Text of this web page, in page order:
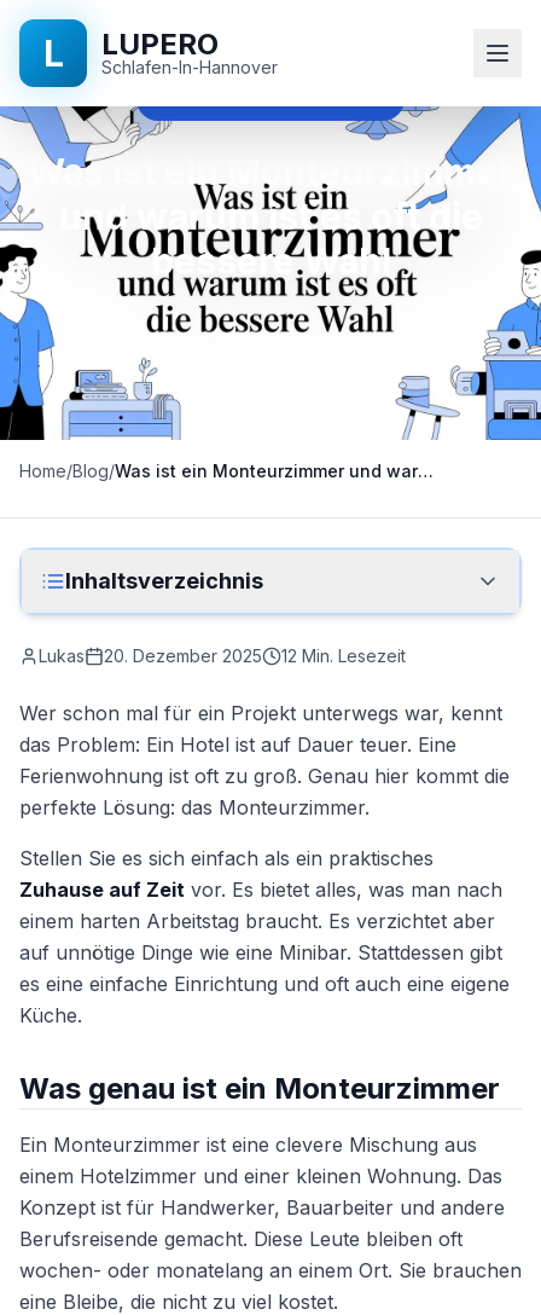
L LUPERO
Schlafen-In-Hannover
Startseite
Blog
Kontakt
+49
511
524
896
Was ist ein Monteurzimmer
und warum ist es oft die
bessere Wahl
Home/Blog/ Was ist ein Monteurzimmer und warum ist es oft die bessere Wahl
Inhaltsverzeichnis
Lukas 20. Dezember 2025 12 Min. Lesezeit
Wer schon mal für ein Projekt unterwegs war, kennt
das Problem: Ein Hotel ist auf Dauer teuer. Eine
Ferienwohnung ist oft zu groß. Genau hier kommt die
perfekte Lösung: das Monteurzimmer.
Stellen Sie es sich einfach als ein praktisches
Zuhause auf Zeit vor. Es bietet alles, was man nach
einem harten Arbeitstag braucht. Es verzichtet aber
auf unnötige Dinge wie eine Minibar. Stattdessen gibt
es eine einfache Einrichtung und oft auch eine eigene
Küche.
Was genau ist ein Monteurzimmer
Ein Monteurzimmer ist eine clevere Mischung aus
einem Hotelzimmer und einer kleinen Wohnung. Das
Konzept ist für Handwerker, Bauarbeiter und andere
Berufsreisende gemacht. Diese Leute bleiben oft
wochen- oder monatelang an einem Ort. Sie brauchen
eine Bleibe, die nicht zu viel kostet.